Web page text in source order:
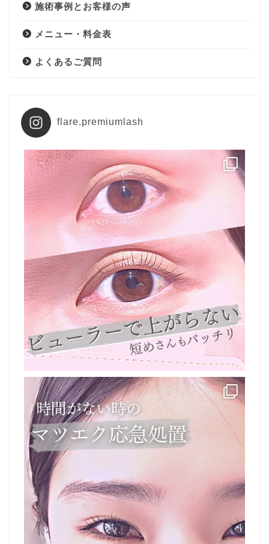
施術事例とお客様の声
メニュー・料金表
よくあるご質問
flare.premiumlash